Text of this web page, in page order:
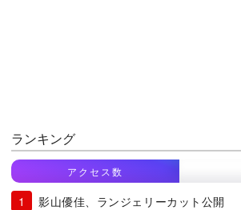
ランキング
アクセス数
影山優佳、ランジェリーカット公開